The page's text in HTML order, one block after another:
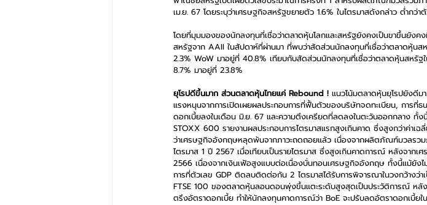
เม.ย. 67 โดยระบุว่าเศรษฐกิจสหรัฐขยายตัว 1.6% ในไตรมาสดังกล่าว ต่ำกว่
โดยที่มุมมองของนักลงทุนที่เชื่อว่าตลาดหุ้นโลกและสหรัฐยังคงเป็นขาขึ้นยัง
สหรัฐจาก AAII ในสัปดาห์ที่ผ่านมา ที่พบว่าสัดส่วนนักลงทุนที่เชื่อว่าตลาดหุ้นส
2.3% WoW มาอยู่ที่ 40.8% เทียบกับสัดส่วนนักลงทุนที่เชื่อว่าตลาดหุ้นสหรัฐ
8.7% มาอยู่ที่ 23.8%
ยุโรปดีขึ้นมาก ส่วนตลาดหุ้นไทยแค่ Rebound ! แนวโน้มตลาดหุ้นยุโรปยังดีม
แรงหนุนจากการเปิดเผยผลประกอบการที่ฟื้นตัวของบริษัทจดทะเบียน, การที่
ดอกเบี้ยลงในเดือน มิ.ย. 67 และความตึงเครียดที่ลดลงในตะวันออกกลาง
STOXX 600 รายงานผลประกอบการไตรมาสแรกสูงเกินคาด ซึ่งสูงกว่าค่าเ
ว่าเศรษฐกิจอังกฤษหลุดพ้นจากภาวะถดถอยแล้ว เนื่องจากผลิตภัณฑ์มวลรวม
ไตรมาส 1 ปี 2567 เมื่อเทียบเป็นรายไตรมาส ซึ่งสูงเกินคาดการณ์ หลังจาก
2566 เนื่องจากเงินเฟ้อสูงแบบต่อเนื่องบั่นทอนเศรษฐกิจอังกฤษ ทั้งนี้แม้ยัง
การที่ตัวเลข GDP ติดลบติดต่อกัน 2 ไตรมาสได้รับการพิจารณาในวงกว้างว่
FTSE 100 ของตลาดหุ้นลอนดอนพุ่งขึ้นแตะระดับสูงสุดเป็นประวัติการณ์ หลั
ตรึงอัตราดอกเบี้ย ทำให้นักลงทุนคาดการณ์ว่า BoE จะปรับลดอัตราดอกเบี้ยใ